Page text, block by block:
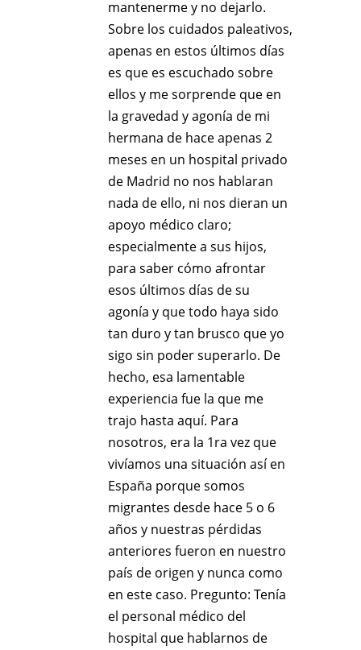
mantenerme y no dejarlo.
Sobre los cuidados paleativos,
apenas en estos últimos días
es que es escuchado sobre
ellos y me sorprende que en
la gravedad y agonía de mi
hermana de hace apenas 2
meses en un hospital privado
de Madrid no nos hablaran
nada de ello, ni nos dieran un
apoyo médico claro;
especialmente a sus hijos,
para saber cómo afrontar
esos últimos días de su
agonía y que todo haya sido
tan duro y tan brusco que yo
sigo sin poder superarlo. De
hecho, esa lamentable
experiencia fue la que me
trajo hasta aquí. Para
nosotros, era la 1ra vez que
vivíamos una situación así en
España porque somos
migrantes desde hace 5 o 6
años y nuestras pérdidas
anteriores fueron en nuestro
país de origen y nunca como
en este caso. Pregunto: Tenía
el personal médico del
hospital que hablarnos de